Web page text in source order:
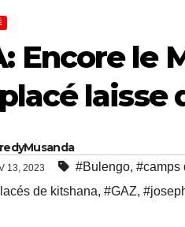
Encore le
13, 2023 #Bulengo, #camps
de kitshana, #GAZ,